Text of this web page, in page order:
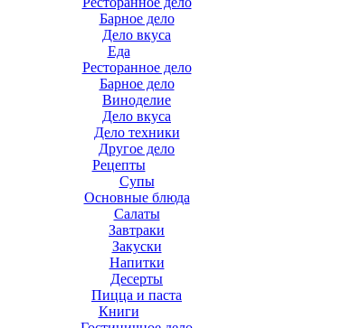
Барное дело
Дело вкуса
Еда
Ресторанное дело
Барное дело
Виноделие
Дело вкуса
Дело техники
Другое дело
Рецепты
Супы
Основные блюда
Салаты
Завтраки
Закуски
Напитки
Десерты
Пицца и паста
Книги